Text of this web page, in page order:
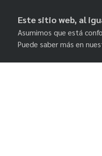
Este sitio web, al
Asumimos que está
Puede saber más en